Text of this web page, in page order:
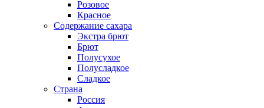
Розовое
Красное
Содержание сахара
Экстра брют
Брют
Полусухое
Полусладкое
Сладкое
Страна
Россия